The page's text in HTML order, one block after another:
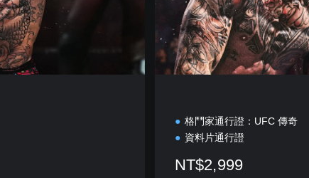
格鬥家通行證：UFC 傳奇
資料片通行證
NT$2,999